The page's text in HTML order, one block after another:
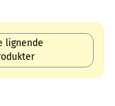
lignende